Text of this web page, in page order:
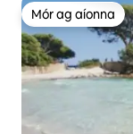
Mór ag aíonna
Mór ag aíonna